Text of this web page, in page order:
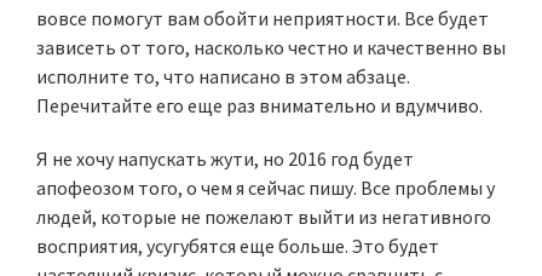
вовсе помогут вам обойти неприятности. Все будет
зависеть от того, насколько честно и качественно вы
исполните то, что написано в этом абзаце.
Перечитайте его еще раз внимательно и вдумчиво.
Я не хочу напускать жути, но 2016 год будет
апофеозом того, о чем я сейчас пишу. Все проблемы у
людей, которые не пожелают выйти из негативного
восприятия, усугубятся еще больше. Это будет